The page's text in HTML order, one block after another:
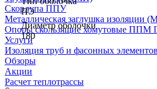
ПЭ
Диаметр оболочки
180
Скорлупа ППУ
Металлическая заглушка изоляции
Опоры скользящие хомутовые ППМ
Услуги
Изоляция труб и фасонных
Обзоры
Акции
Расчет теплотрассы